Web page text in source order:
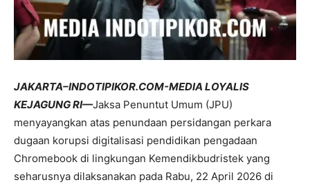
JAKARTA–INDOTIPIKOR.COM-MEDIA LOYALIS
KEJAGUNG RI—Jaksa Penuntut Umum (JPU)
menyayangkan atas penundaan persidangan perkara
dugaan korupsi digitalisasi pendidikan pengadaan
Chromebook di lingkungan Kemendikbudristek yang
seharusnya dilaksanakan pada Rabu, 22 April 2026 di